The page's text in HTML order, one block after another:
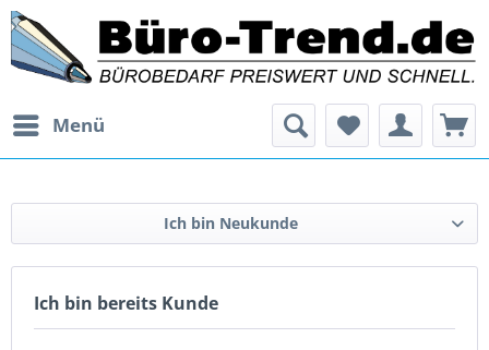
Menü
Ich bin Neukunde
Ich bin bereits Kunde